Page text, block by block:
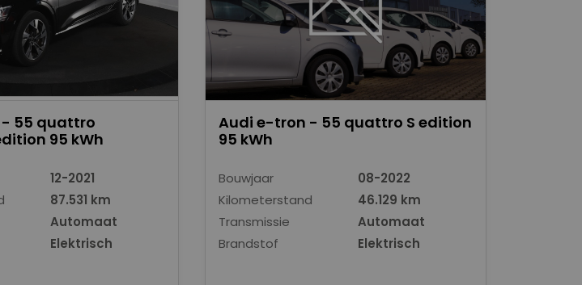
55 quattro
95 kWh
12-2021
87.531 km
Automaat
Elektrisch
Audi e-tron - 55 quattro S edition
95 kWh
Bouwjaar
08-2022
Kilometerstand
46.129 km
Transmissie
Automaat
Brandstof
Elektrisch